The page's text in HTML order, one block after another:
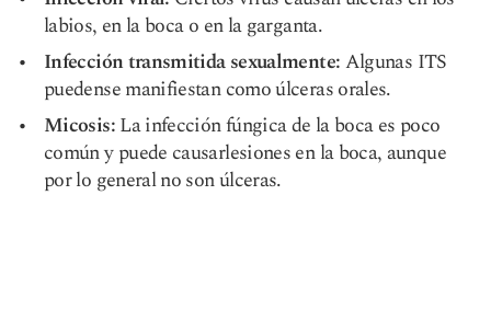
labios, en la boca o en la garganta.
Infección transmitida sexualmente:Algunas ITS
puedense manifiestan como úlceras orales.
Micosis:La infección fúngica de la boca es poco
común y puede causarlesiones en la boca, aunque
por lo general no son úlceras.